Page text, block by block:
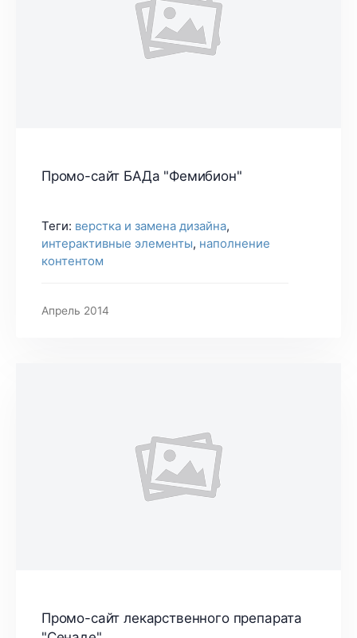
Промо-сайт БАДа "Фемибион"
Теги: верстка и замена дизайна,
интерактивные элементы, наполнение
контентом
Апрель 2014
Промо-сайт лекарственного препарата